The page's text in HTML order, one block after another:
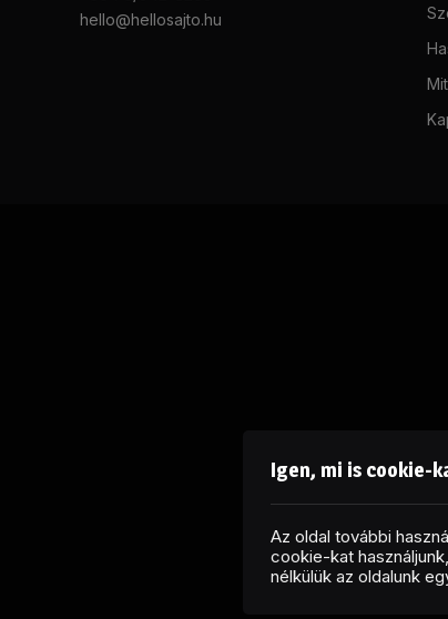
hello@hellosajto.hu
Igen, mi is cookie-
Az oldal további
cookie-kat
nélkülük az oldalunk